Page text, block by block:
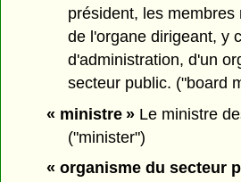
président, les membres
de l'organe dirigeant, y
d'administration, d'un
secteur public. ("board
« ministre » Le ministre
("minister")
« organisme du secteur